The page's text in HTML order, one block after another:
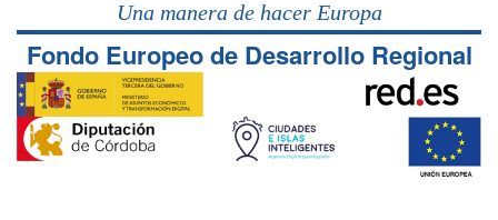
Una manera de hacer Europa
Fondo Europeo de Desarrollo Regional